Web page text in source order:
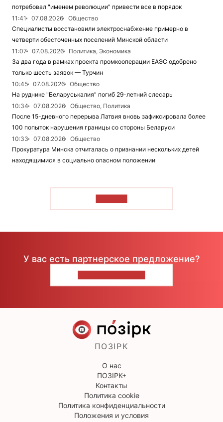
потребовал "именем революции" привести все в порядок
11:41
07.08.2026
Общество
Специалисты восстановили электроснабжение примерно в
четверти обесточенных поселений Минской области
11:07
07.08.2026
Политика, Экономика
За два года в рамках проекта промкооперации ЕАЭС одобрено
только шесть заявок — Турчин
10:45
07.08.2026
Общество
На руднике "Беларуськалия" погиб 29-летний слесарь
10:34
07.08.2026
Общество, Политика
После 15-дневного перерыва Латвия вновь зафиксировала более
100 попыток нарушения границы со стороны Беларуси
10:33
07.08.2026
Общество
Прокуратура Минска отчиталась о признании нескольких детей
находящимися в социально опасном положении
У вас есть партнерское предложение?
ПОЗІРК
О нас
ПОЗІРК+
Контакты
Политика cookie
Политика конфиденциальности
Положения и условия